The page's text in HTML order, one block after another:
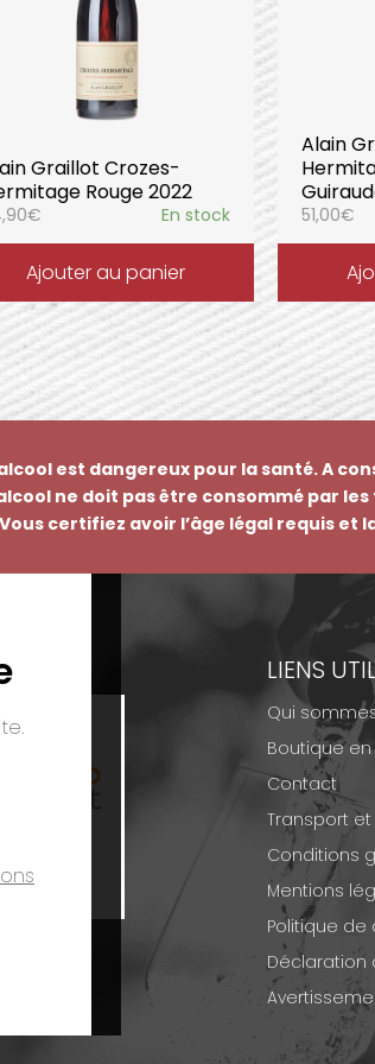
Graillot Crozes-
Rouge 2022
€ En stock
Ajouter au panier
Alain
51,00€
est dangereux pour la santé. A
ne doit pas être consommé par
certifiez avoir l’âge légal requis
LIENS
Qui
Boutique
Contact
Transport et
Conditions
Mentions
Politique de
Déclaration